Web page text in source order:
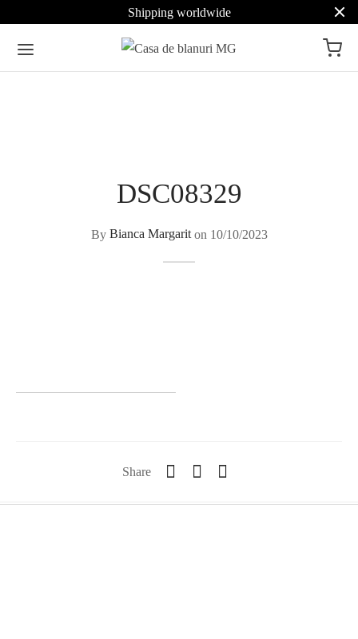
Shipping worldwide
DSC08329
By Bianca Margariton 10/10/2023
Share